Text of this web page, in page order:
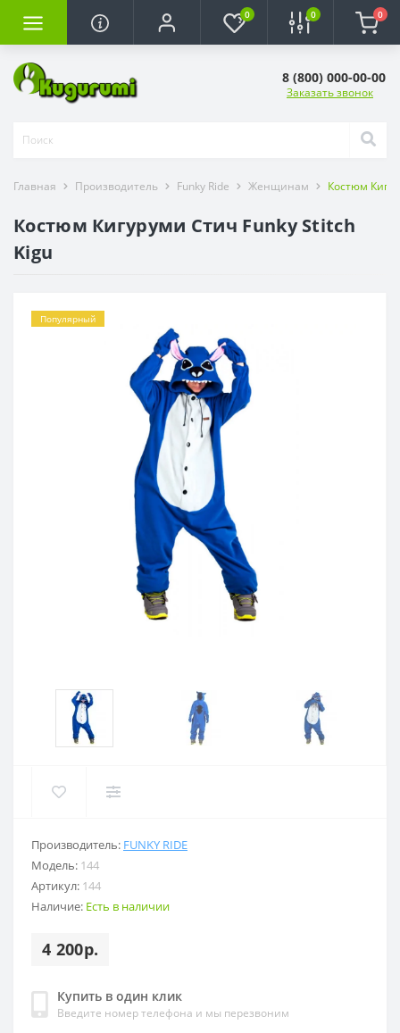
0 0 0
8 (800) 000-00-00
Заказать звонок
Главная Производитель Funky Ride Женщинам Костюм
Костюм Кигуруми Стич Funky Stitch
Kigu
Популярный
Производитель: FUNKY RIDE
Модель: 144
Артикул: 144
Наличие: Есть в наличии
4 200р.
Купить в один клик
Введите номер телефона и мы перезвоним